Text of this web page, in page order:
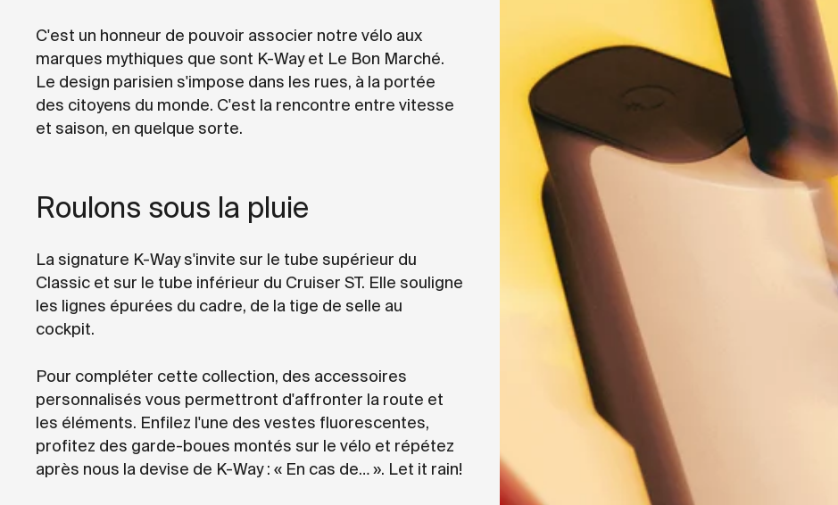
C'est un honneur de pouvoir associer notre vélo aux
marques mythiques que sont K-Way et Le Bon Marché.
Le design parisien s'impose dans les rues, à la portée
des citoyens du monde. C'est la rencontre entre vitesse
et saison, en quelque sorte.
Roulons sous la pluie
La signature K-Way s'invite sur le tube supérieur du
Classic et sur le tube inférieur du Cruiser ST. Elle souligne
les lignes épurées du cadre, de la tige de selle au
cockpit.
Pour compléter cette collection, des accessoires
personnalisés vous permettront d'affronter la route et
les éléments. Enfilez l'une des vestes fluorescentes,
profitez des garde-boues montés sur le vélo et répétez
après nous la devise de K-Way : « En cas de… ». Let it rain!